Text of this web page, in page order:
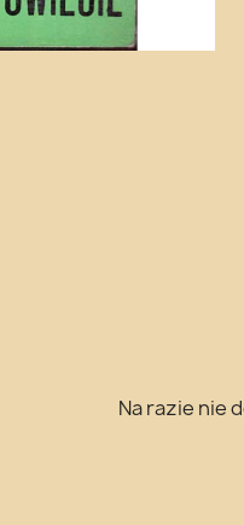
Na razie nie